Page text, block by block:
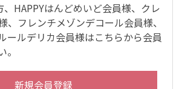
HAPPYはんどめいど会員様、クレ
、フレンチメゾンデコール会員様、
ールデリカ会員様はこちらから会員